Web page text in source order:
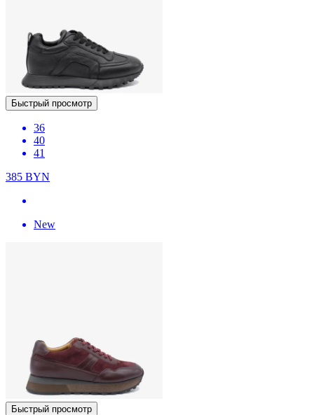
Быстрый просмотр
36
40
41
385 BYN
New
Быстрый просмотр